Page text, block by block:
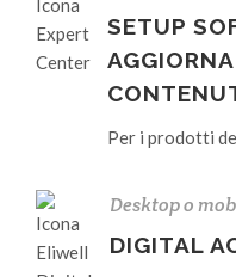
SETUP
Per i prodotti
Desktop o
DIGITAL